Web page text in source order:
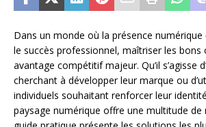
Dans un monde où la présence
le succès professionnel, maîtriser les bons
avantage compétitif majeur. Qu’il s’agisse
cherchant à développer leur marque ou
individuels souhaitant renforcer leur
paysage numérique offre une multitude de